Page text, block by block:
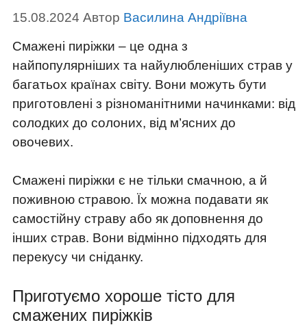
15.08.2024 Автор Василина Андріївна
Смажені пиріжки – це одна з
найпопулярніших та найулюбленіших страв у
багатьох країнах світу. Вони можуть бути
приготовлені з різноманітними начинками: від
солодких до солоних, від м’ясних до
овочевих.
Смажені пиріжки є не тільки смачною, а й
поживною стравою. Їх можна подавати як
самостійну страву або як доповнення до
інших страв. Вони відмінно підходять для
перекусу чи сніданку.
Приготуємо хороше тісто для
смажених пиріжків